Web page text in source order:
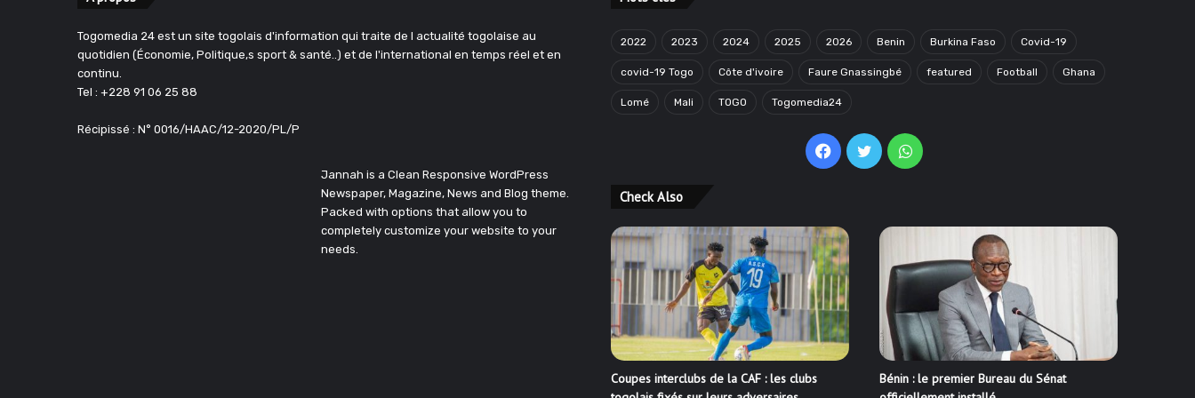
Togomedia 24 est un site togolais d'information qui traite de l actualité togolaise au
quotidien (Économie, Politique,s sport & santé..) et de l'international en temps réel et en
continu.
Tel : +228 91 06 25 88
Récipissé : N° 0016/HAAC/12-2020/PL/P
Jannah is a Clean Responsive WordPress
Newspaper, Magazine, News and Blog theme.
Packed with options that allow you to
completely customize your website to your
needs.
2022 2023 2024 2025 2026 Benin Burkina Faso Covid-19
covid-19 Togo Côte d'ivoire Faure Gnassingbé featured Football Ghana
Lomé Mali TOGO Togomedia24
Facebook
TwitterWhatsApp
Check Also
Coupes interclubs de la CAF : les clubs
Bénin : le premier Bureau du Sénat